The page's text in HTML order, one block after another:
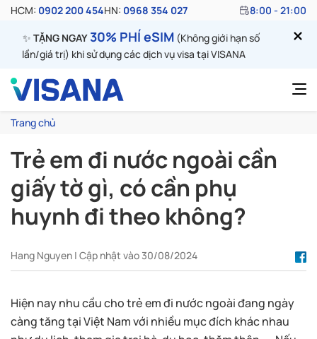
HCM: 0902 200 454HN: 0968 354 027 8:00 - 21:00
✨ TẶNG NGAY30% PHÍ eSIM (Không giới hạn số
lần/giá trị) khi sử dụng các dịch vụ visa tại VISANA
Trang chủ
Trẻ em đi nước ngoài cần
giấy tờ gì, có cần phụ
huynh đi theo không?
Hang Nguyen | Cập nhật vào 30/08/2024
Hiện nay nhu cầu cho trẻ em đi nước ngoài đang ngày
càng tăng tại Việt Nam với nhiều mục đích khác nhau